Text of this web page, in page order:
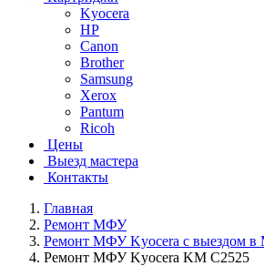
Kyocera
HP
Canon
Brother
Samsung
Xerox
Pantum
Ricoh
Цены
Выезд мастера
Контакты
Главная
Ремонт МФУ
Ремонт МФУ Kyocera с выездом в
Ремонт МФУ Kyocera KM C2525